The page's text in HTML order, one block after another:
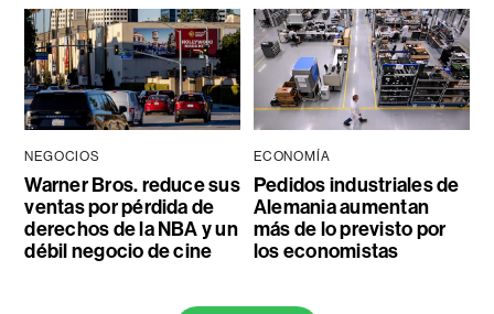
NEGOCIOS
Warner Bros. reduce sus
ventas por pérdida de
derechos de la NBA y un
débil negocio de cine
ECONOMÍA
Pedidos industriales de
Alemania aumentan
más de lo previsto por
los economistas